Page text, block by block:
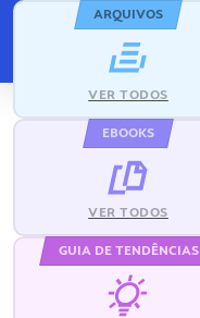
ARQUIVOS
VER TODOS
EBOOKS
VER TODOS
GUIA DE TENDÊNCIAS